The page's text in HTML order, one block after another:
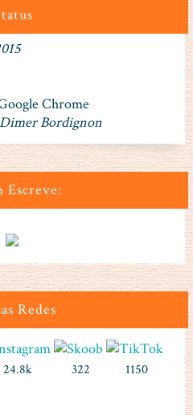
Chrome
Bordignon
Escreve:
Redes
24.8k 322 1150